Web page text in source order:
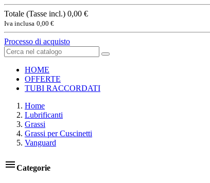
Totale (Tasse incl.) 0,00 €
Iva inclusa 0,00 €
Processo di acquisto
HOME
OFFERTE
TUBI RACCORDATI
Home
Lubrificanti
Grassi
Grassi per Cuscinetti
Vanguard
Categorie